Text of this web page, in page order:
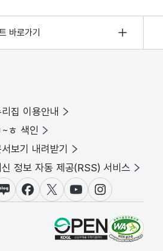
바로가기
집 이용안내
~ㅎ 색인
보기 내려받기
신 정보 자동 제공(RSS) 서비스
그페이스북X(트위터)
유튜브인스타그램